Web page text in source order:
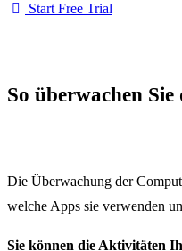
Start Free Trial
So überwachen
Die Überwachung der
welche Apps sie verwenden
Sie können die Aktivitäten